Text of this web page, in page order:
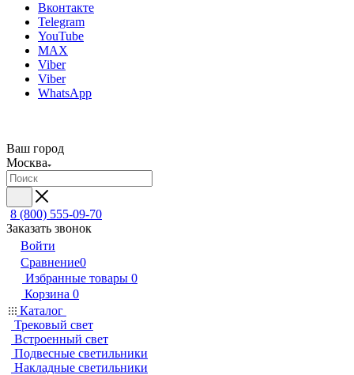
Вконтакте
Telegram
YouTube
MAX
Viber
Viber
WhatsApp
Ваш город
Москва
8 (800) 555-09-70
Заказать звонок
Войти
Сравнение0
Избранные товары 0
Корзина 0
Каталог
Трековый свет
Встроенный свет
Подвесные светильники
Накладные светильники